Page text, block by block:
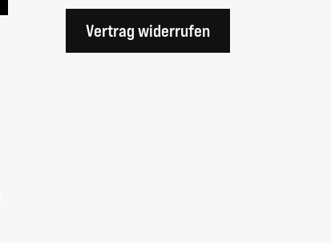
Vertrag widerrufen